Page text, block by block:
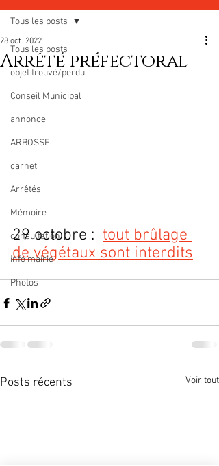
Tous les posts
objet trouvé/perdu
Conseil Municipal
annonce
ARBOSSE
carnet
Arrêtés
Mémoire
consultation
info mairie
Photos
Tous les posts
Arrêté préfectoral
28 oct. 2022
29 octobre : tout brûlage
de végétaux sont interdits
Posts récents Voir tout